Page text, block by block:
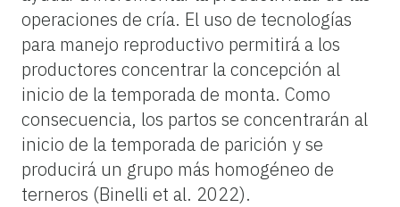
operaciones de cría. El uso de tecnologías
para manejo reproductivo permitirá a los
productores concentrar la concepción al
inicio de la temporada de monta. Como
consecuencia, los partos se concentrarán al
inicio de la temporada de parición y se
producirá un grupo más homogéneo de
terneros (Binelli et al. 2022).